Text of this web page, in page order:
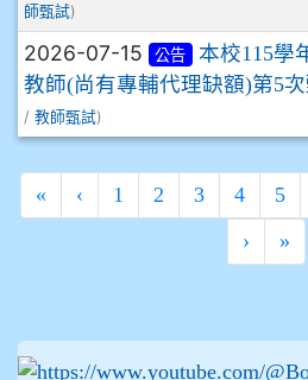
師甄試)
2026-07-15 公告
本校115學
教師(尚有專輔代理缺額)第5
/ 教師甄試)
« ‹ 1 2 3 4 5
› »